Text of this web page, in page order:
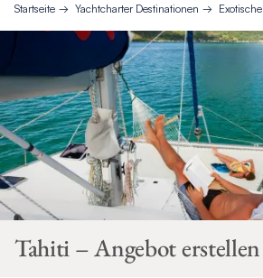
Startseite Yachtcharter Destinationen Exotische
Tahiti – Angebot erstellen